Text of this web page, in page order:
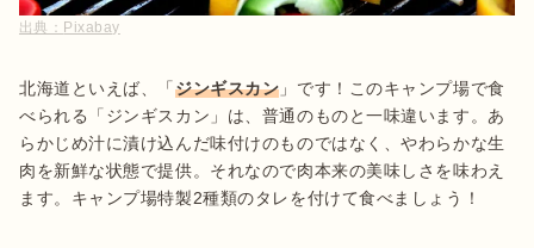
出典： Pixabay
北海道といえば、「ジンギスカン 」です！このキャンプ場で食
べられる「ジンギスカン」は、普通のものと一味違います。あ
らかじめ汁に漬け込んだ味付けのものではなく、やわらかな生
肉を新鮮な状態で提供。それなので肉本来の美味しさを味わえ
ます。キャンプ場特製2種類のタレを付けて食べましょう！